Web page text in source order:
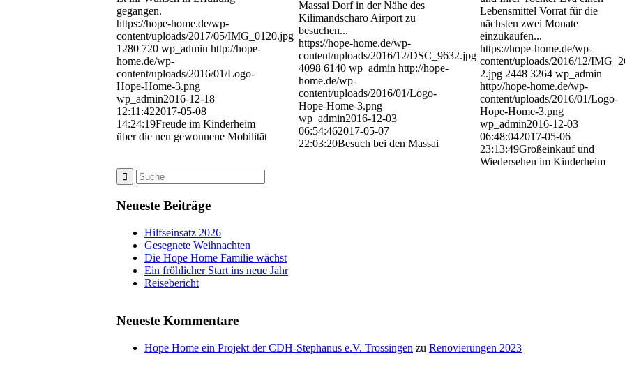
gegangen.
https://hope-home.de/wp-
content/uploads/2017/05/IMG_0120.jpg
1280 720 wp_admin http://hope-
home.de/wp-
content/uploads/2016/01/Logo-
Hope-Home-3.png
wp_admin2016-12-18
12:11:422017-05-08
14:24:19Freude im Kinderheim
über die neu gewonnene Mobilität
Massai Dorf in der Nähe des
Kilimandscharo Airport zu
besuchen...
https://hope-home.de/wp-
content/uploads/2016/12/DSC_9632.jpg
4098 6140 wp_admin http://hope-
home.de/wp-
content/uploads/2016/01/Logo-
Hope-Home-3.png
wp_admin2016-12-03
06:54:462017-05-07
22:03:20Besuch bei den Massai
Lebensmittel Vorrat für die
nächsten zwei Monate
einzukaufen...
https://hope-home.de/wp-
content/uploads/2016/12/
2.jpg 2448 3264 wp_admin
http://hope-home.de/wp-
content/uploads/2016/01/Logo-
Hope-Home-3.png
wp_admin2016-12-03
06:48:042017-05-06
23:13:49Großeinkauf und
Wiedersehen im Kinderheim
Neueste Beiträge
Hilfseinsatz 2026
Gesegnete Weihnachten
Die Hope Home Familie wächst
Ein fröhlicher Start ins neue Jahr
Reisebericht
Neueste Kommentare
Hope Home ein Projekt der CDH-Stephanus e.V. Trossingen zu Renovierungen 2023